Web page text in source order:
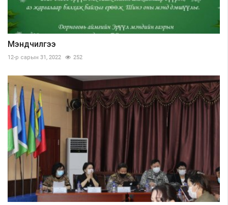
Мэндчилгээ
12-р сарын 31, 2022 252